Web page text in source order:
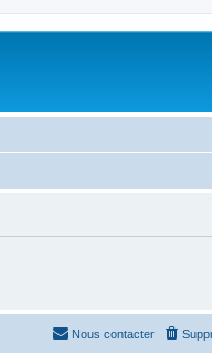
Nous contacter